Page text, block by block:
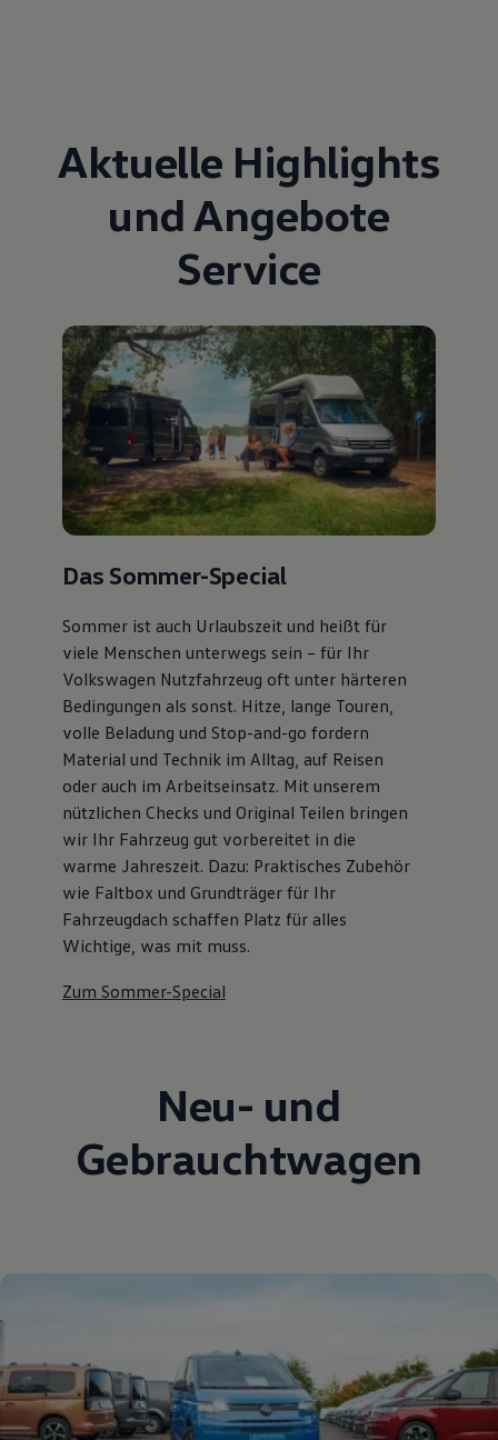
Aktuelle Highlights
und Angebote
Service
Das Sommer-Special
Sommer ist auch Urlaubszeit und heißt für
viele Menschen unterwegs sein – für Ihr
Volkswagen Nutzfahrzeug oft unter härteren
Bedingungen als sonst. Hitze, lange Touren,
volle Beladung und Stop-and-go fordern
Material und Technik im Alltag, auf Reisen
oder auch im Arbeitseinsatz. Mit unserem
nützlichen Checks und Original Teilen bringen
wir Ihr Fahrzeug gut vorbereitet in die
warme Jahreszeit. Dazu: Praktisches Zubehör
wie Faltbox und Grundträger für Ihr
Fahrzeugdach schaffen Platz für alles
Wichtige, was mit muss.
Zum Sommer-Special
Neu- und
Gebrauchtwagen